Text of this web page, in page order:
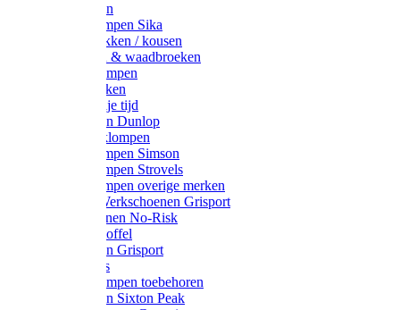
Werksokken
Schoenklompen Sika
Thermo sokken / kousen
Lieslaarzen & waadbroeken
Houten klompen
Wandelsokken
Laarzen vrije tijd
Werklaarzen Dunlop
Kunststof klompen
Schoenklompen Simson
Schoenklompen Strovels
Schoenklompen overige merken
Wandel-/ Werkschoenen Grisport
Werkschoenen No-Risk
Klomppantoffel
Werklaarzen Grisport
Accessoires
Houten klompen toebehoren
Werklaarzen Sixton Peak